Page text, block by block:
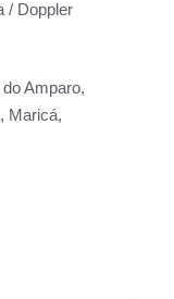
/ Doppler
Amparo,
Maricá,